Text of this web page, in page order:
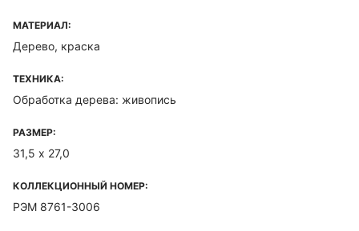
МАТЕРИАЛ:
Дерево, краска
ТЕХНИКА:
Обработка дерева: живопись
РАЗМЕР:
31,5 х 27,0
КОЛЛЕКЦИОННЫЙ НОМЕР:
РЭМ 8761-3006